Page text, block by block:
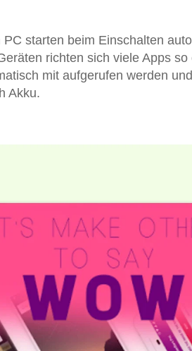
PC starten beim Einschalten
richten sich viele Apps
mit aufgerufen werden
Akku.